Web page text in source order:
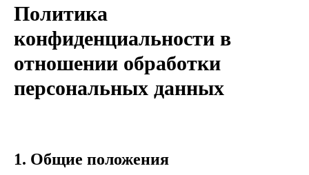
Политика
конфиденциальности в
отношении обработки
персональных данных
1. Общие положения